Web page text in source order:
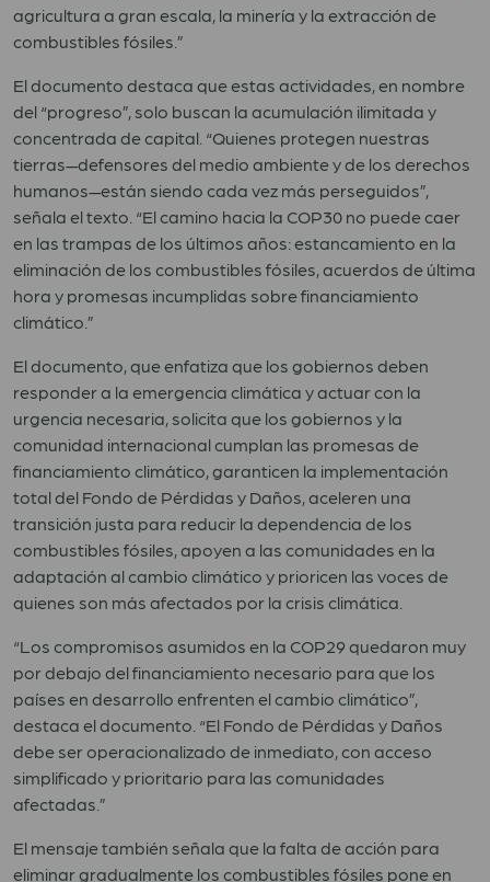
agricultura a gran escala, la minería y la extracción de
combustibles fósiles.”
El documento destaca que estas actividades, en nombre
del “progreso”, solo buscan la acumulación ilimitada y
concentrada de capital. “Quienes protegen nuestras
tierras—defensores del medio ambiente y de los derechos
humanos—están siendo cada vez más perseguidos”,
señala el texto. “El camino hacia la COP30 no puede caer
en las trampas de los últimos años: estancamiento en la
eliminación de los combustibles fósiles, acuerdos de última
hora y promesas incumplidas sobre financiamiento
climático.”
El documento, que enfatiza que los gobiernos deben
responder a la emergencia climática y actuar con la
urgencia necesaria, solicita que los gobiernos y la
comunidad internacional cumplan las promesas de
financiamiento climático, garanticen la implementación
total del Fondo de Pérdidas y Daños, aceleren una
transición justa para reducir la dependencia de los
combustibles fósiles, apoyen a las comunidades en la
adaptación al cambio climático y prioricen las voces de
quienes son más afectados por la crisis climática.
“Los compromisos asumidos en la COP29 quedaron muy
por debajo del financiamiento necesario para que los
países en desarrollo enfrenten el cambio climático”,
destaca el documento. “El Fondo de Pérdidas y Daños
debe ser operacionalizado de inmediato, con acceso
simplificado y prioritario para las comunidades
afectadas.”
El mensaje también señala que la falta de acción para
eliminar gradualmente los combustibles fósiles pone en